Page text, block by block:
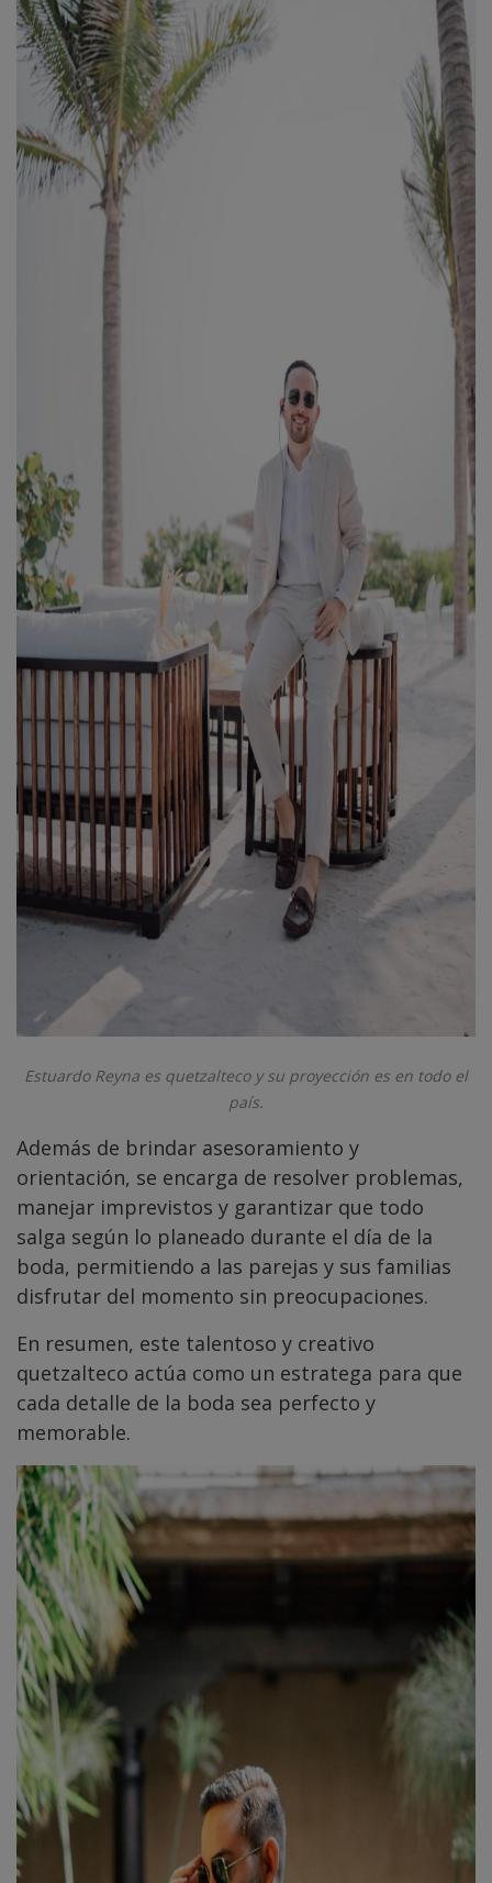
Estuardo Reyna es quetzalteco y su proyección es en todo el
país.
Además de brindar asesoramiento y
orientación, se encarga de resolver problemas,
manejar imprevistos y garantizar que todo
salga según lo planeado durante el día de la
boda, permitiendo a las parejas y sus familias
disfrutar del momento sin preocupaciones.
En resumen, este talentoso y creativo
quetzalteco actúa como un estratega para que
cada detalle de la boda sea perfecto y
memorable.